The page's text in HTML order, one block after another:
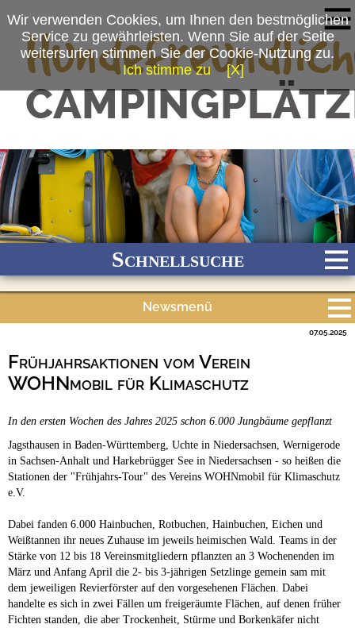
Schnellsuche
Newsmenü
Campingplätze
Frühjahrsaktionen vom Verein
WOHNmobil für Klimaschutz
07.05.2025
In den ersten Wochen des Jahres 2025 schon 6.000 Jungbäume gepflanzt
Jagsthausen in Baden-Württemberg, Uchte in Niedersachsen, Wernigerode
in Sachsen-Anhalt und Harkebrügger See in Niedersachsen - so heißen die
Stationen der "Frühjahrs-Tour" des Vereins WOHNmobil für Klimaschutz
e.V.
Dabei fanden 6.000 Hainbuchen, Rotbuchen, Hainbuchen, Eichen und
Weißtannen ihr neues Zuhause im jeweils heimischen Wald. Teams in der
Stärke von 12 bis 18 Vereinsmitgliedern pflanzten an 3 Wochenenden im
März und Anfang April die 2- bis 3-jährigen Setzlinge gemein sam mit
dem jeweiligen Revierförster auf den vorgesehenen Flächen. Dabei
handelte es sich in zwei Fällen um freigeräumte Flächen, auf denen früher
Fichten standen, die aber Trockenheit, Stürme und Borkenkäfer nicht
Wir verwenden Cookies, um Ihnen den bestmöglichen
Service zu gewährleisten. Wenn Sie auf der Seite
weitersurfen stimmen Sie der Cookie-Nutzung zu.
Ich stimme zu
[X]